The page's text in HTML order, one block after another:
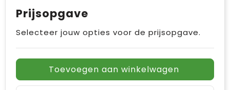
Prijsopgave
Selecteer jouw opties voor de prijsopgave.
Toevoegen aan winkelwagen